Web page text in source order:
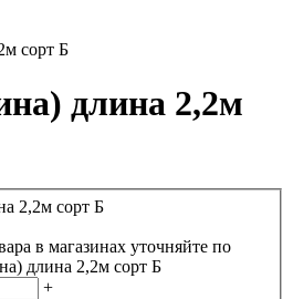
сорт Б
длина 2,2м
в магазинах уточняйте по
длина 2,2м сорт Б
+